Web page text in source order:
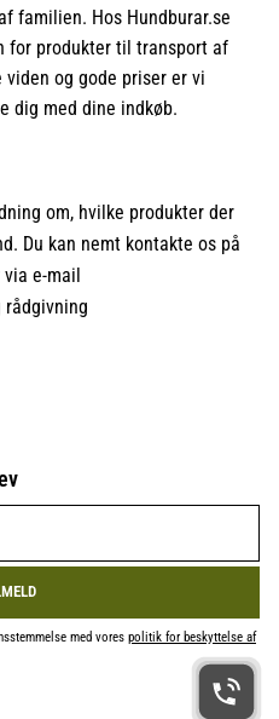
familien. Hos Hundburar.se
for produkter til transport af
og gode priser er vi
dig med dine indkøb.
om, hvilke produkter der
Du kan nemt kontakte os på
e-mail
med vores politik for beskyttelse af